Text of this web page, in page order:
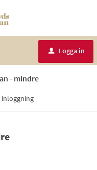
u Logga in
- mindre
inloggning